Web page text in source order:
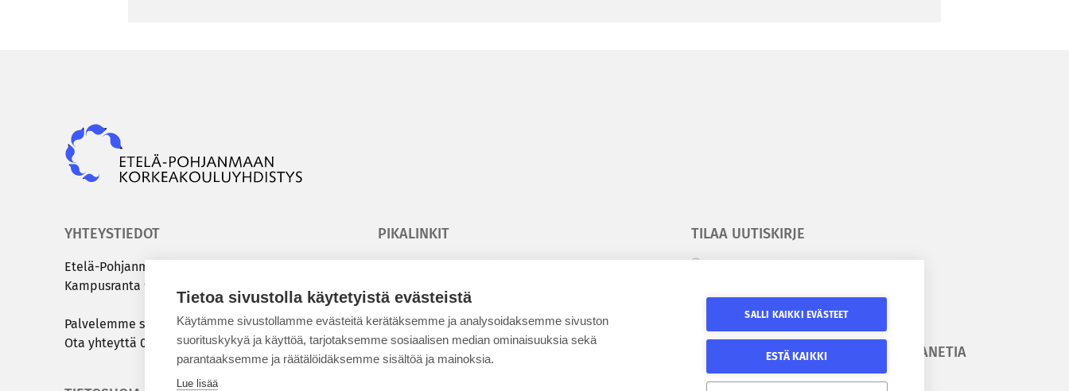
Tietoa sivustolla käytetyistä evästeistä
Käytämme sivustollamme evästeitä kerätäksemme ja analysoidaksemme sivuston
suorituskykyä ja käyttöä, tarjotaksemme sosiaalisen median ominaisuuksia sekä
parantaaksemme ja räätälöidäksemme sisältöä ja mainoksia.
Lue lisää
SALLI KAIKKI EVÄSTEET
ESTÄ KAIKKI
YHTEYSTIEDOT
Etelä-​Pohjanmaan kor­kea­kou­lu­yh­dis­tys
Kam­pus­ran­ta 9 C | 60320 Sei­nä­jo­ki
Pal­ve­lem­me sinua ar­ki­sin klo 8.00 – 15.00
Ota yh­teyt­tä 050 431 7072taiinfo@epky.fi
PIKALINKIT
Kesäyliopisto
Epanet
BLOGIT
TILAA UUTISKIRJE
KESÄYLIOPISTOA
SEURAA EPANETIA
Epanetin Twitter